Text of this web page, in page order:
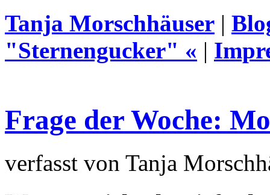
Tanja Morschhäuser |
"Sternengucker" « |
Frage der Woche:
verfasst von Tanja